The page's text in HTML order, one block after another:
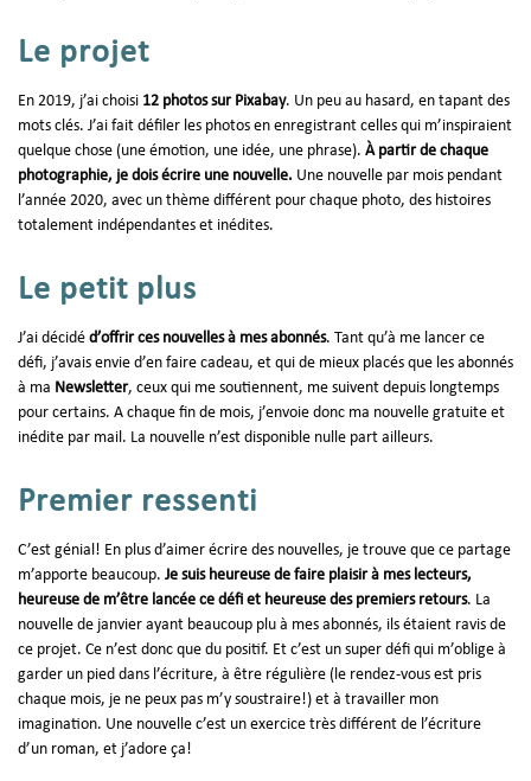
Le projet
En 2019, j’ai choisi 12 photos sur Pixabay. Un peu au hasard, en tapant des
mots clés. J’ai fait défiler les photos en enregistrant celles qui m’inspiraient
quelque chose (une émotion, une idée, une phrase). À partir de chaque
photographie, je dois écrire une nouvelle. Une nouvelle par mois pendant
l’année 2020, avec un thème différent pour chaque photo, des histoires
totalement indépendantes et inédites.
Le petit plus
J’ai décidé d’offrir ces nouvelles à mes abonnés. Tant qu’à me lancer ce
défi, j’avais envie d’en faire cadeau, et qui de mieux placés que les abonnés
à ma Newsletter, ceux qui me soutiennent, me suivent depuis longtemps
pour certains. A chaque fin de mois, j’envoie donc ma nouvelle gratuite et
inédite par mail. La nouvelle n’est disponible nulle part ailleurs.
Premier ressenti
C’est génial! En plus d’aimer écrire des nouvelles, je trouve que ce partage
m’apporte beaucoup. Je suis heureuse de faire plaisir à mes lecteurs,
heureuse de m’être lancée ce défi et heureuse des premiers retours. La
nouvelle de janvier ayant beaucoup plu à mes abonnés, ils étaient ravis de
ce projet. Ce n’est donc que du positif. Et c’est un super défi qui m’oblige à
garder un pied dans l’écriture, à être régulière (le rendez-vous est pris
chaque mois, je ne peux pas m’y soustraire!) et à travailler mon
imagination. Une nouvelle c’est un exercice très différent de l’écriture
d’un roman, et j’adore ça!